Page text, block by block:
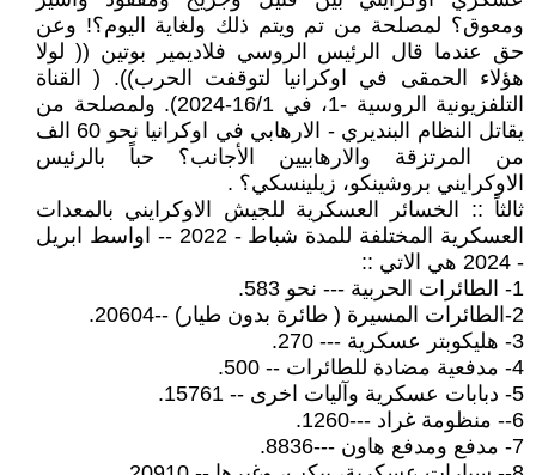
ومعوق؟ لمصلحة من تم ويتم ذلك ولغاية اليوم؟! وعن
حق عندما قال الرئيس الروسي فلاديمير بوتين (( لولا
هؤلاء الحمقى في اوكرانيا لتوقفت الحرب)). ( القناة
التلفزيونية الروسية -1، في 16/1-2024). ولمصلحة من
يقاتل النظام البنديري - الارهابي في اوكرانيا نحو 60 الف
من المرتزقة والارهابيين الأجانب؟ حباً بالرئيس
الاوكرايني بروشينكو، زيلينسكي؟ .
ثالثاً :: الخسائر العسكرية للجيش الاوكرايني بالمعدات
العسكرية المختلفة للمدة شباط - 2022 -- اواسط ابريل
- 2024 هي الاتي ::
1- الطائرات الحربية --- نحو 583.
2-الطائرات المسيرة ( طائرة بدون طيار) --20604.
3- هليكوبتر عسكرية --- 270.
4- مدفعية مضادة للطائرات -- 500.
5- دبابات عسكرية وآليات اخرى -- 15761.
6-- منظومة غراد ---1260.
7- مدفع ومدفع هاون ---8836.